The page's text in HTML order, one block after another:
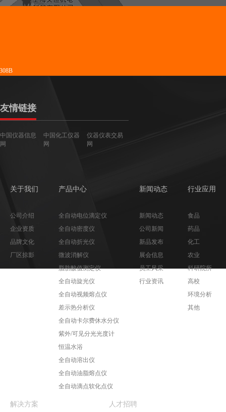
友情链接
中国仪器信息
网
中国化工仪器
网
仪器仪表交易
网
关于我们
公司介绍
企业资质
品牌文化
厂区掠影
产品中心
全自动电位滴定仪
全自动密度仪
全自动折光仪
微波消解仪
脂肪酸值测定仪
全自动旋光仪
全自动视频熔点仪
差示热分析仪
全自动卡尔费休水分仪
紫外/可见分光光度计
恒温水浴
全自动溶出仪
全自动油脂熔点仪
全自动滴点软化点仪
新闻动态
新闻动态
公司新闻
新品发布
展会信息
员工风采
行业资讯
行业应用
食品
药品
化工
农业
科研院所
高校
环境分析
其他
解决方案 人才招聘